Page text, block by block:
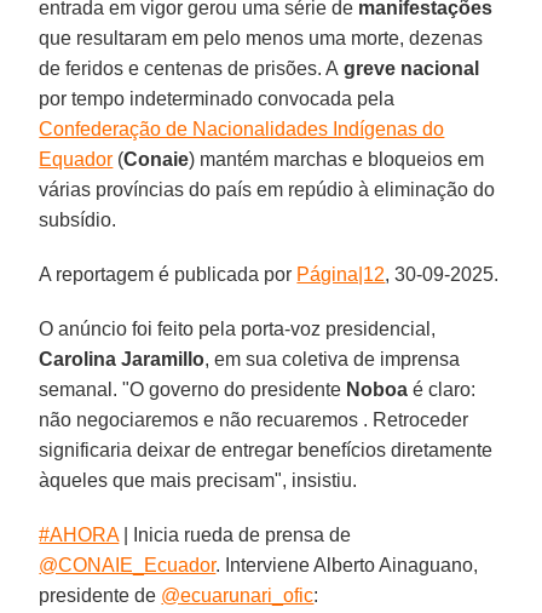
entrada em vigor gerou uma série de manifestações
que resultaram em pelo menos uma morte, dezenas
de feridos e centenas de prisões. A greve nacional
por tempo indeterminado convocada pela
Confederação de Nacionalidades Indígenas do
Equador (Conaie) mantém marchas e bloqueios em
várias províncias do país em repúdio à eliminação do
subsídio.
A reportagem é publicada por Página|12, 30-09-2025.
O anúncio foi feito pela porta-voz presidencial,
Carolina Jaramillo, em sua coletiva de imprensa
semanal. "O governo do presidente Noboa é claro:
não negociaremos e não recuaremos . Retroceder
significaria deixar de entregar benefícios diretamente
àqueles que mais precisam", insistiu.
#AHORA| Inicia rueda de prensa de
@CONAIE_Ecuador. Interviene Alberto Ainaguano,
presidente de @ecuarunari_ofic: